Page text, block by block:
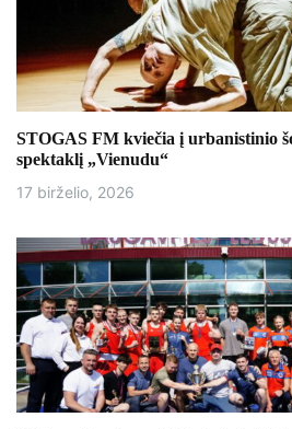
STOGAS FM kviečia į urbanistinio
spektaklį „Vienudu“
17 birželio, 2026